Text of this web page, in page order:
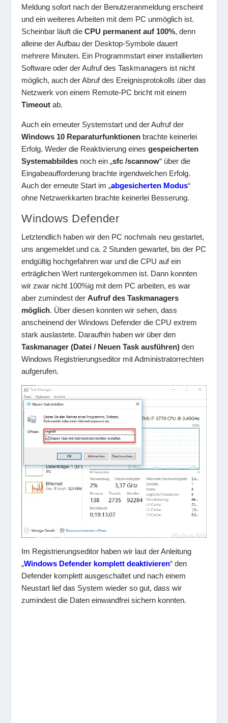
Meldung sofort nach der Benutzeranmeldung erscheint
und ein weiteres Arbeiten mit dem PC unmöglich ist.
Scheinbar läuft dieCPU permanent auf 100%, denn
alleine der Aufbau der Desktop-Symbole dauert
mehrere Minuten. Ein Programmstart einer installierten
Software oder der Aufruf des Taskmanagers ist nicht
möglich, auch der Abruf des Ereignisprotokolls über das
Netzwerk von einem Remote-PC bricht mit einem
Timeout ab.
Auch ein erneuter Systemstart und der Aufruf der
Windows 10 Reparaturfunktionen brachte keinerlei
Erfolg. Weder die Reaktivierung einesgespeicherten
Systemabbildes noch ein „sfc /scannow“ über die
Eingabeaufforderung brachte irgendwelchen Erfolg.
Auch der erneute Start im „abgesicherten Modus“
ohne Netzwerkkarten brachte keinerlei Besserung.
Windows Defender
Letztendlich haben wir den PC nochmals neu gestartet,
uns angemeldet und ca. 2 Stunden gewartet, bis der PC
endgültig hochgefahren war und die CPU auf ein
erträglichen Wert runtergekommen ist. Dann konnten
wir zwar nicht 100%ig mit dem PC arbeiten, es war
aber zumindest derAufruf des Taskmanagers
möglich. Über diesen konnten wir sehen, dass
anscheinend der Windows Defender die CPU extrem
stark auslastete. Daraufhin haben wir über den
Taskmanager (Datei / Neuen Task ausführen) den
Windows Registrierungseditor mit Administratorrechten
aufgerufen.
Im Registrierungseditor haben wir laut der Anleitung
„Windows Defender komplett deaktivieren“ den
Defender komplett ausgeschaltet und nach einem
Neustart lief das System wieder so gut, dass wir
zumindest die Daten einwandfrei sichern konnten.